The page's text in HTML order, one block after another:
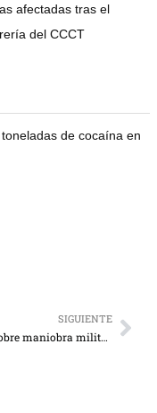
afectadas tras el
del CCCT
de cocaína en
SIGUIENTE
Duque sobre maniobra militar: “El continente debe estar alerta”